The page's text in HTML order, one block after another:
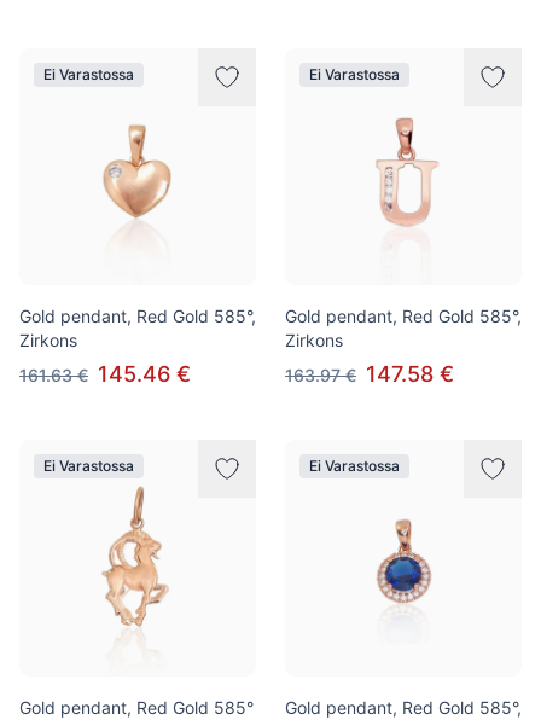
Ei Varastossa
Gold pendant, Red Gold 585°,
Zirkons
161.63 € 145.46 €
Ei Varastossa
Gold pendant, Red Gold 585°,
Zirkons
163.97 € 147.58 €
Ei Varastossa
Gold pendant, Red Gold 585°
Ei Varastossa
Gold pendant, Red Gold 585°,